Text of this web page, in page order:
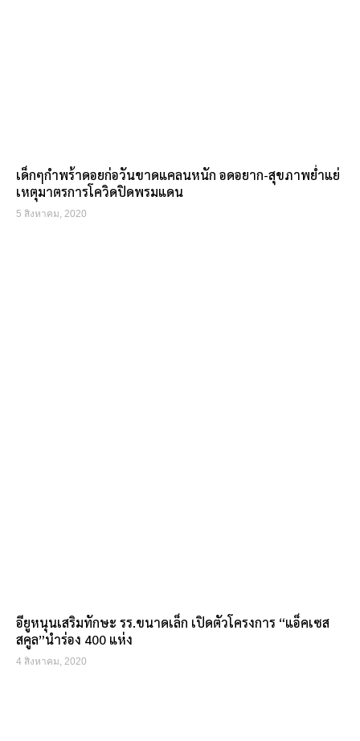
เด็กๆกำพร้าดอยก่อวันขาดแคลนหนัก อดอยาก-สุขภาพย่ำแย่
เหตุมาตรการโควิดปิดพรมแดน
5 สิงหาคม, 2020
อียูหนุนเสริมทักษะ รร.ขนาดเล็ก เปิดตัวโครงการ “แอ็คเซส
สคูล”นำร่อง 400 แห่ง
4 สิงหาคม, 2020